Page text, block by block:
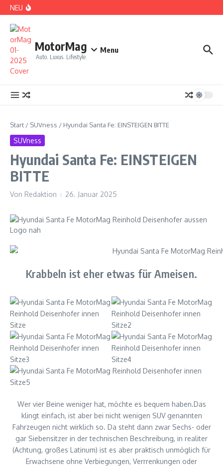
Zum Inhalt springen
NEU
MotorMag
Auto. Luxus. Lifestyle.
Menu
Start / SUVness / Hyundai Santa Fe: EINSTEIGEN BITTE
SUVness
Hyundai Santa Fe: EINSTEIGEN
BITTE
Von Redaktion 26. Januar 2025
Krabbeln ist eher etwas für Ameisen.
Wer vier Beine weniger hat, möchte es bequem haben.Das
klingt einfach, ist aber bei nicht wenigen SUV genannten
Fahrzeugen nicht wirklich so. Da steht dann zwar Sechs- oder
gar Siebensitzer in der technischen Beschreibung, in realiter
(Achtung, großes Latinum) ist es aber praktisch unmöglich für
Erwachsene ohne Verbiegungen, Verrrenkungen oder